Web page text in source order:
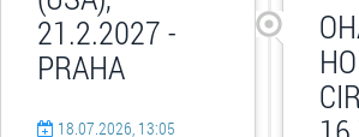
21.2.2027 -
PRAHA
18.07.2026, 13:05